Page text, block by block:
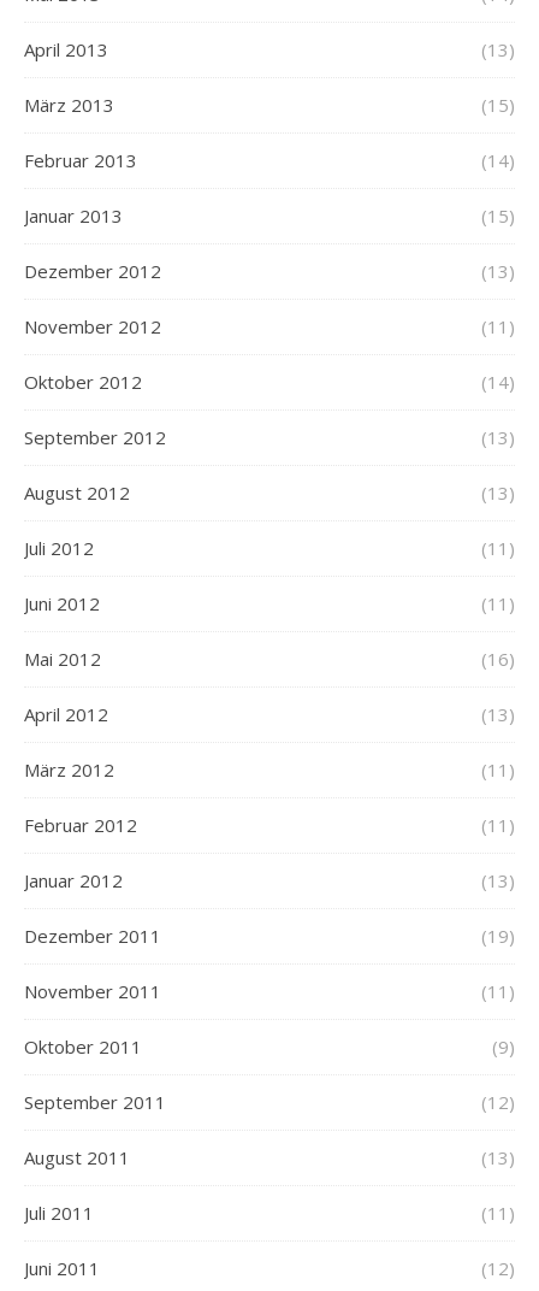
April 2013 (13)
März 2013 (15)
Februar 2013 (14)
Januar 2013 (15)
Dezember 2012 (13)
November 2012 (11)
Oktober 2012 (14)
September 2012 (13)
August 2012 (13)
Juli 2012 (11)
Juni 2012 (11)
Mai 2012 (16)
April 2012 (13)
März 2012 (11)
Februar 2012 (11)
Januar 2012 (13)
Dezember 2011 (19)
November 2011 (11)
Oktober 2011 (9)
September 2011 (12)
August 2011 (13)
Juli 2011 (11)
Juni 2011 (12)